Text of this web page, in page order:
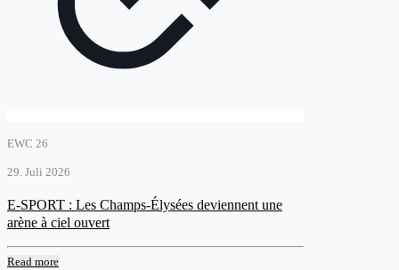
EWC 26
29. Juli 2026
E-SPORT : Les Champs-Élysées deviennent une
arène à ciel ouvert
Read more